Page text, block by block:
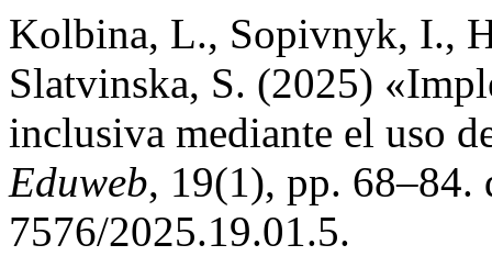
Kolbina, L., Sopivnyk, I.,
Slatvinska, S. (2025)
inclusiva mediante el uso
Eduweb, 19(1), pp. 68–84.
7576/2025.19.01.5.